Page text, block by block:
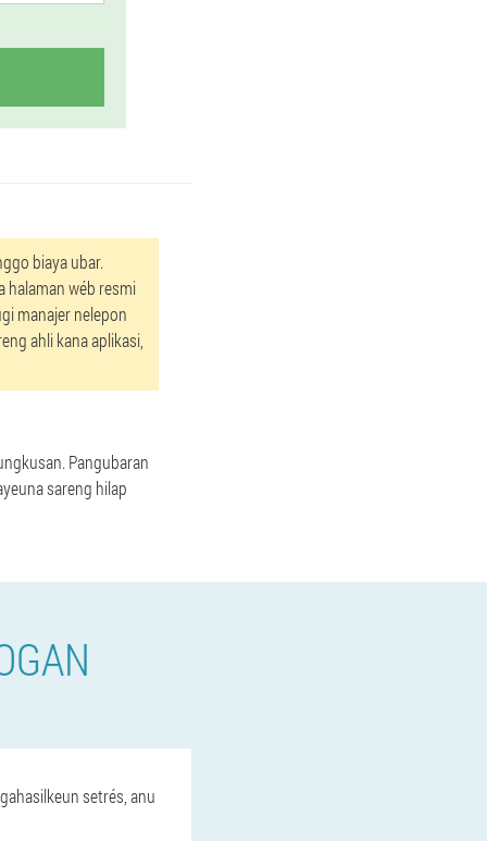
biaya ubar.
wéb resmi
manajer nelepon
ahli kana aplikasi,
Pangubaran
sareng hilap
setrés, anu